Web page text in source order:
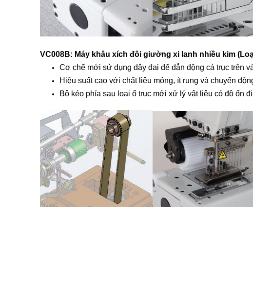
VC008B: Máy khâu xích đôi giường xi lanh nhiều kim
Cơ chế mới sử dụng dây đai để dẫn động cả trục trên
Hiệu suất cao với chất liệu mỏng, ít rung và chuyển
Bộ kéo phía sau loại ổ trục mới xử lý vật liệu có độ ổn